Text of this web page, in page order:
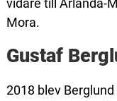
vidare till Arlanda-
Mora.
Gustaf
2018 blev